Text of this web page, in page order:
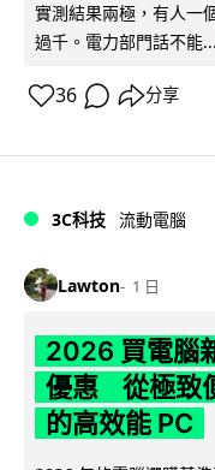
實測結果兩極，有人一
過千。電力部門話不能...
36 分享
3C科技 流動電腦
Lawton 1 日
2026 買電腦
優惠 從極致
的高效能 PC